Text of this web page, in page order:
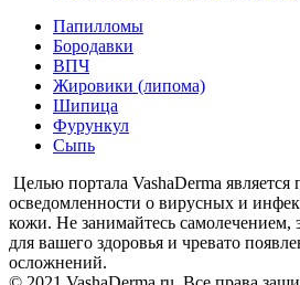
Папилломы
Бородавки
ВПЧ
Жировики (липома)
Шипица
Фурункул
Сыпь
Целью портала VashaDerma
осведомленности о вирусных и
кожи. Не занимайтесь самолечением,
для вашего здоровья и чревато
осложнений.